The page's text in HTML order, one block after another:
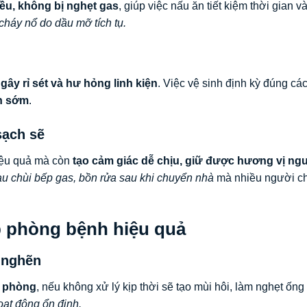
không bị nghẹt gas, giúp việc nấu ăn tiết kiệm thời gian
nổ do dầu mỡ tích tụ.
rỉ sét và hư hỏng linh kiện. Việc vệ sinh định kỳ đúng
sớm.
sẽ
quả mà còn tạo cảm giác dễ chịu, giữ được hương vị
chùi bếp gas, bồn rửa sau khi chuyển nhà mà nhiều người
bệnh hiệu quả
phòng, nếu không xử lý kịp thời sẽ tạo mùi hôi, làm nghẹt ống
động ổn định.